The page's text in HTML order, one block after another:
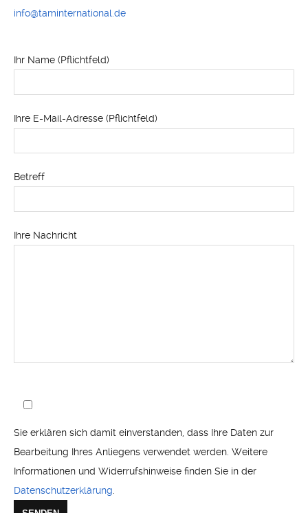
info@taminternational.de
Ihr Name (Pflichtfeld)
Ihre E-Mail-Adresse (Pflichtfeld)
Betreff
Ihre Nachricht
Sie erklären sich damit einverstanden, dass Ihre Daten zur
Bearbeitung Ihres Anliegens verwendet werden. Weitere
Informationen und Widerrufshinweise finden Sie in der
Datenschutzerklärung